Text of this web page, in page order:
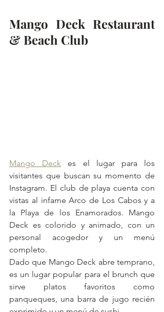
Mango Deck Restaurant
& Beach Club
Mango Deck es el lugar para los
visitantes que buscan su momento de
Instagram. El club de playa cuenta con
vistas al infame Arco de Los Cabos y a
la Playa de los Enamorados. Mango
Deck es colorido y animado, con un
personal acogedor y un menú
completo.
Dado que Mango Deck abre temprano,
es un lugar popular para el brunch que
sirve platos favoritos como
panqueques, una barra de jugo recién